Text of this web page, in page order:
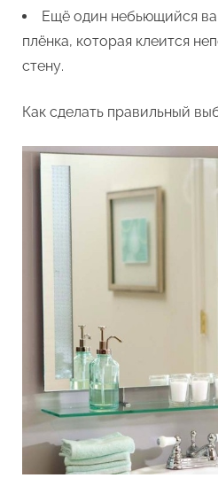
Ещё один небьющийся
плёнка, которая клеится
стену.
Как сделать правильный